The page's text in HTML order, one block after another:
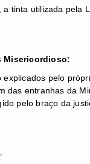
tinta utilizada pela
Misericordioso:
pelo
das entranhas da
pelo braço da